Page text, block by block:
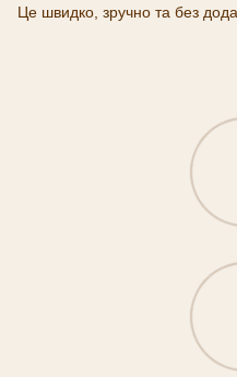
Це швидко, зручно та без